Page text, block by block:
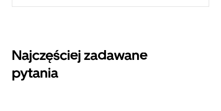
Najczęściej zadawane
pytania